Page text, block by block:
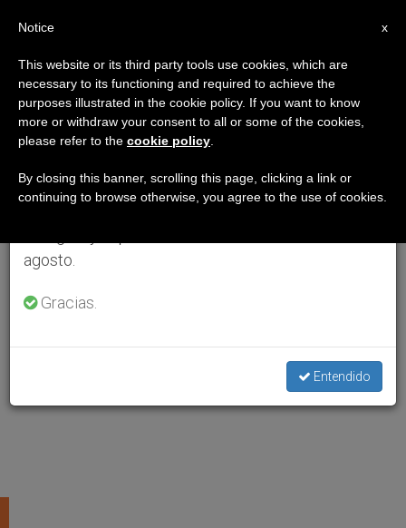
×
Aviso importante
Del 27 de julio al 7 de agosto haremos la pausa
anual, aprovechando que en el periodo de verano
se generan menos informaciones y también el
agosto.
Gracias.
Entendido
x
Notice
This website or its third party tools use cookies, which are
necessary to its functioning and required to achieve the
purposes illustrated in the cookie policy. If you want to know
more or withdraw your consent to all or some of the cookies,
please refer to the cookie policy
By closing this banner, scrolling this page, clicking a link or
continuing to browse otherwise, you agree to the use of cookies.